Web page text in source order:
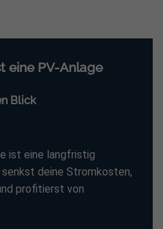
eine PV-Anlage
Blick
ist eine langfristig
deine Stromkosten,
profitierst von